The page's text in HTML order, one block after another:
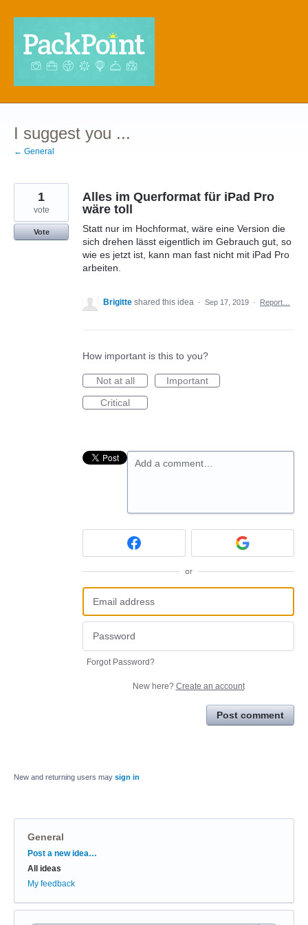
Skip
content
I suggest you ...
← General
Alles im Querformat für iPad Pro
wäre toll
Statt nur im Hochformat, wäre eine Version die
sich drehen lässt eigentlich im Gebrauch gut, so
wie es jetzt ist, kann man fast nicht mit iPad Pro
arbeiten.
1
vote
Vote
Brigitte shared this idea · Sep 17, 2019 · Report…
How important is this to you?
Not at all
Important
Critical
Add a comment…
or
Forgot Password?
New here? Create an account
Post comment
New and returning users may sign in
General
Categories
Post a new idea…
All ideas
My feedback